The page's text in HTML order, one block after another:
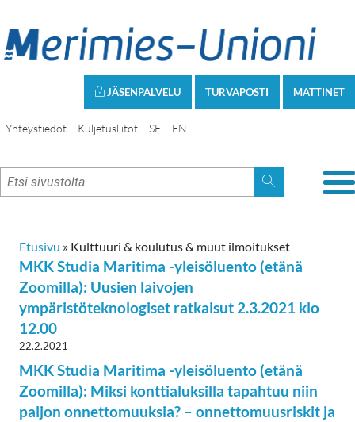
MATTINET
TURVAPOSTI
JÄSENPALVELU
Yhteystiedot Kuljetusliitot SE EN
Etusivu » Kulttuuri & koulutus & muut ilmoitukset
MKK Studia Maritima -yleisöluento (etänä
Zoomilla): Uusien laivojen
ympäristöteknologiset ratkaisut 2.3.2021 klo
12.00
22.2.2021
MKK Studia Maritima -yleisöluento (etänä
Zoomilla): Miksi konttialuksilla tapahtuu niin
paljon onnettomuuksia? – onnettomuusriskit ja